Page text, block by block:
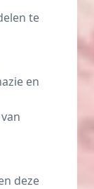
te
en
deze